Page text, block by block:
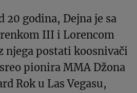
20 godina, Dejna je sa
III i Lorencom
njega postati koosnivači
pionira MMA Džona
Rok u Las Vegasu,